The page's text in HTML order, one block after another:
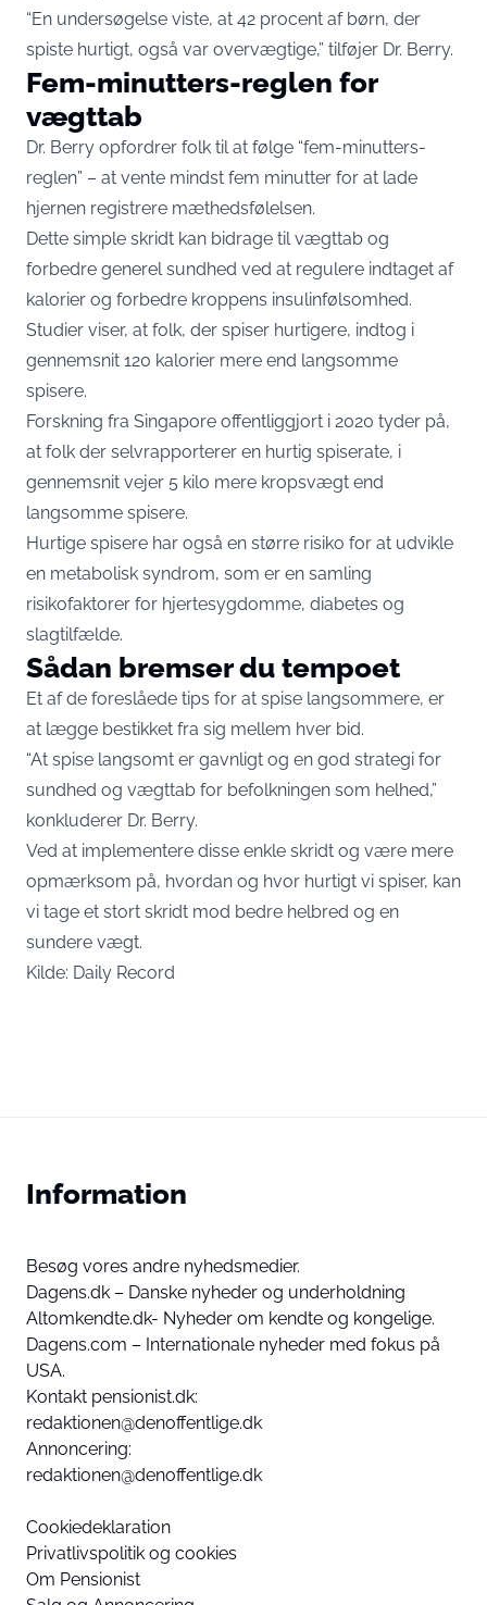
“En undersøgelse viste, at 42 procent af børn, der
spiste hurtigt, også var overvægtige,” tilføjer Dr. Berry.
Fem-minutters-reglen for
vægttab
Dr. Berry opfordrer folk til at følge “fem-minutters-
reglen” – at vente mindst fem minutter for at lade
hjernen registrere mæthedsfølelsen.
Dette simple skridt kan bidrage til vægttab og
forbedre generel sundhed ved at regulere indtaget af
kalorier og forbedre kroppens insulinfølsomhed.
Studier viser, at folk, der spiser hurtigere, indtog i
gennemsnit 120 kalorier mere end langsomme
spisere.
Forskning fra Singapore offentliggjort i 2020 tyder på,
at folk der selvrapporterer en hurtig spiserate, i
gennemsnit vejer 5 kilo mere kropsvægt end
langsomme spisere.
Hurtige spisere har også en større risiko for at udvikle
en metabolisk syndrom, som er en samling
risikofaktorer for hjertesygdomme, diabetes og
slagtilfælde.
Sådan bremser du tempoet
Et af de foreslåede tips for at spise langsommere, er
at lægge bestikket fra sig mellem hver bid.
“At spise langsomt er gavnligt og en god strategi for
sundhed og vægttab for befolkningen som helhed,”
konkluderer Dr. Berry.
Ved at implementere disse enkle skridt og være mere
opmærksom på, hvordan og hvor hurtigt vi spiser, kan
vi tage et stort skridt mod bedre helbred og en
sundere vægt.
Kilde: Daily Record
Information
Besøg vores andre nyhedsmedier.
Dagens.dk – Danske nyheder og underholdning
Altomkendte.dk- Nyheder om kendte og kongelige.
Dagens.com – Internationale nyheder med fokus på
USA.
Kontakt pensionist.dk:
redaktionen@denoffentlige.dk
Annoncering:
redaktionen@denoffentlige.dk
Cookiedeklaration
Privatlivspolitik og cookies
Om Pensionist